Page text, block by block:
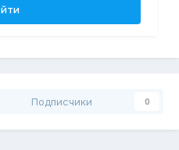
Подписчики 0